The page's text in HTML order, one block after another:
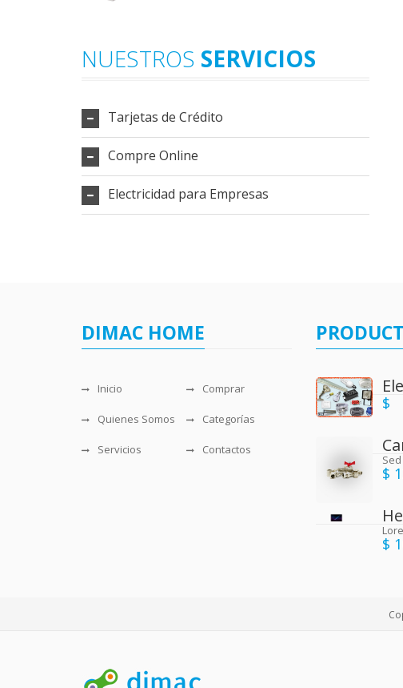
NUESTROS SERVICIOS
Tarjetas de Crédito
Compre Online
Electricidad para Empresas
DIMAC HOME
Inicio Comprar
Quienes Somos Categorías
Servicios Contactos
$
$
$